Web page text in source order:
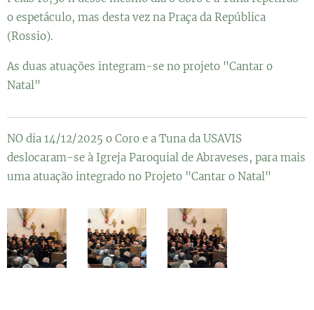
o espetáculo, mas desta vez na Praça da República
(Rossio).
As duas atuações integram-se no projeto "Cantar o
Natal"
NO dia 14/12/2025 o Coro e a Tuna da USAVIS
deslocaram-se à Igreja Paroquial de Abraveses, para mais
uma atuação integrado no Projeto "Cantar o Natal"